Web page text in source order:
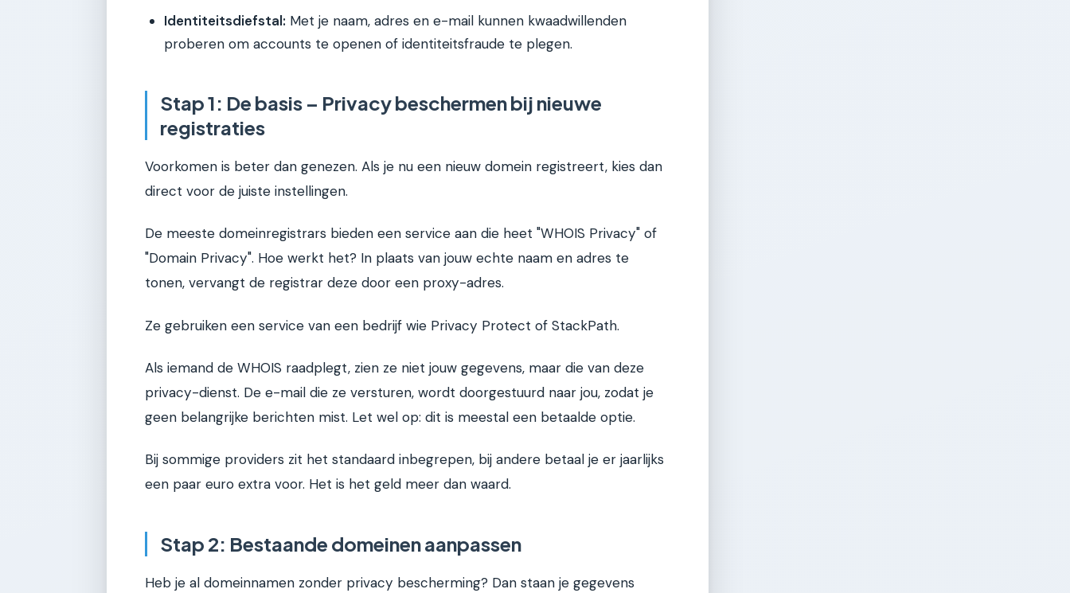
Identiteitsdiefstal: Met je naam, adres en e-mail kunnen kwaadwillenden
proberen om accounts te openen of identiteitsfraude te plegen.
Stap 1: De basis – Privacy beschermen bij nieuwe
registraties
Voorkomen is beter dan genezen. Als je nu een nieuw domein registreert, kies dan
direct voor de juiste instellingen.
De meeste domeinregistrars bieden een service aan die heet "WHOIS Privacy" of
"Domain Privacy". Hoe werkt het? In plaats van jouw echte naam en adres te
tonen, vervangt de registrar deze door een proxy-adres.
Ze gebruiken een service van een bedrijf wie Privacy Protect of StackPath.
Als iemand de WHOIS raadplegt, zien ze niet jouw gegevens, maar die van deze
privacy-dienst. De e-mail die ze versturen, wordt doorgestuurd naar jou, zodat je
geen belangrijke berichten mist. Let wel op: dit is meestal een betaalde optie.
Bij sommige providers zit het standaard inbegrepen, bij andere betaal je er jaarlijks
een paar euro extra voor. Het is het geld meer dan waard.
Stap 2: Bestaande domeinen aanpassen
Heb je al domeinnamen zonder privacy bescherming? Dan staan je gegevens